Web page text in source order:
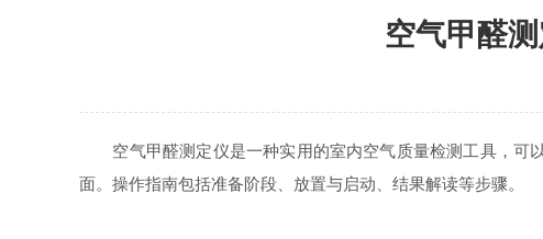
空气甲醛
空气甲醛测定仪是一种实用的室内空气质量检测工具，可
面。操作指南包括准备阶段、放置与启动、结果解读等步骤。